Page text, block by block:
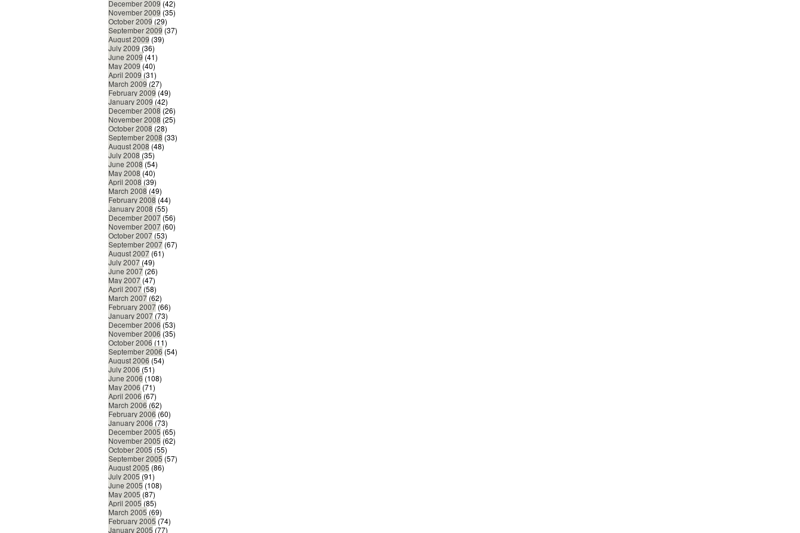
December 2009 (42)
November 2009 (35)
October 2009 (29)
September 2009 (37)
August 2009 (39)
July 2009 (36)
June 2009 (41)
May 2009 (40)
April 2009 (31)
March 2009 (27)
February 2009 (49)
January 2009 (42)
December 2008 (26)
November 2008 (25)
October 2008 (28)
September 2008 (33)
August 2008 (48)
July 2008 (35)
June 2008 (54)
May 2008 (40)
April 2008 (39)
March 2008 (49)
February 2008 (44)
January 2008 (55)
December 2007 (56)
November 2007 (60)
October 2007 (53)
September 2007 (67)
August 2007 (61)
July 2007 (49)
June 2007 (26)
May 2007 (47)
April 2007 (58)
March 2007 (62)
February 2007 (66)
January 2007 (73)
December 2006 (53)
November 2006 (35)
October 2006 (11)
September 2006 (54)
August 2006 (54)
July 2006 (51)
June 2006 (108)
May 2006 (71)
April 2006 (67)
March 2006 (62)
February 2006 (60)
January 2006 (73)
December 2005 (65)
November 2005 (62)
October 2005 (55)
September 2005 (57)
August 2005 (86)
July 2005 (91)
June 2005 (108)
May 2005 (87)
April 2005 (85)
March 2005 (69)
February 2005 (74)
January 2005 (77)